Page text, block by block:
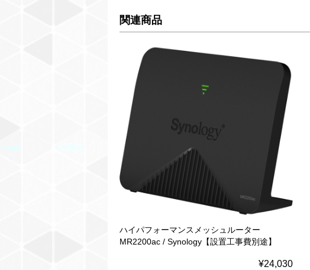
関連商品
ハイパフォーマンスメッシュルーター
MR2200ac / Synology【設置工事費別途】
¥24,030